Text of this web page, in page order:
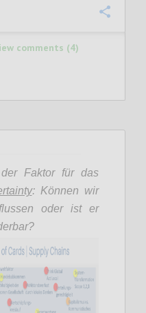
comments (4)
Faktor für das
: Können wir
oder ist er